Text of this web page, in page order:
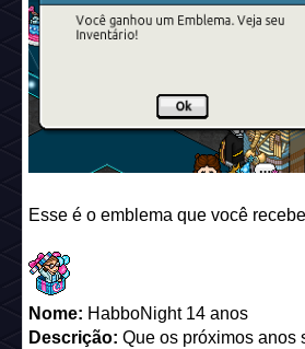
Esse é o emblema que você
Nome: HabboNight 14 anos
Descrição: Que os próximos anos